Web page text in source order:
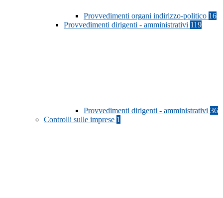
Provvedimenti organi indirizzo-politico 16
Provvedimenti dirigenti - amministrativi 119
Provvedimenti dirigenti - amministrativi 36
Controlli sulle imprese 1